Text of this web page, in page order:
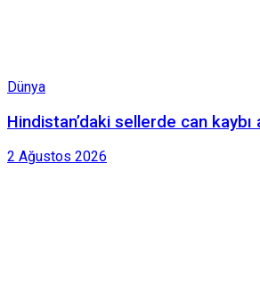
Dünya
Hindistan’daki sellerde can kaybı
2 Ağustos 2026